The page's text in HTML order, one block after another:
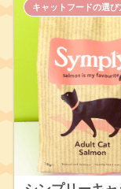
キャットフードの選び